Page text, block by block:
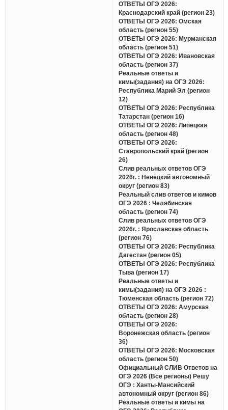
ОТВЕТЫ ОГЭ 2026:
Краснодарский край (регион 23)
ОТВЕТЫ ОГЭ 2026: Омская
область (регион 55)
ОТВЕТЫ ОГЭ 2026: Мурманская
область (регион 51)
ОТВЕТЫ ОГЭ 2026: Ивановская
область (регион 37)
Реальные ответы и
кимы(задания) на ОГЭ 2026:
Республика Марий Эл (регион
12)
ОТВЕТЫ ОГЭ 2026: Республика
Татарстан (регион 16)
ОТВЕТЫ ОГЭ 2026: Липецкая
область (регион 48)
ОТВЕТЫ ОГЭ 2026:
Ставропольский край (регион
26)
Слив реальных ответов ОГЭ
2026г. : Ненецкий автономный
округ (регион 83)
Реальный слив ответов и кимов
ОГЭ 2026 : Челябинская
область (регион 74)
Слив реальных ответов ОГЭ
2026г. : Ярославская область
(регион 76)
ОТВЕТЫ ОГЭ 2026: Республика
Дагестан (регион 05)
ОТВЕТЫ ОГЭ 2026: Республика
Тыва (регион 17)
Реальные ответы и
кимы(задания) на ОГЭ 2026 :
Тюменская область (регион 72)
ОТВЕТЫ ОГЭ 2026: Амурская
область (регион 28)
ОТВЕТЫ ОГЭ 2026:
Воронежская область (регион
36)
ОТВЕТЫ ОГЭ 2026: Московская
область (регион 50)
Официальный СЛИВ Ответов на
ОГЭ 2026 (Все регионы) Решу
ОГЭ : Ханты-Мансийский
автономный округ (регион 86)
Реальные ответы и кимы на